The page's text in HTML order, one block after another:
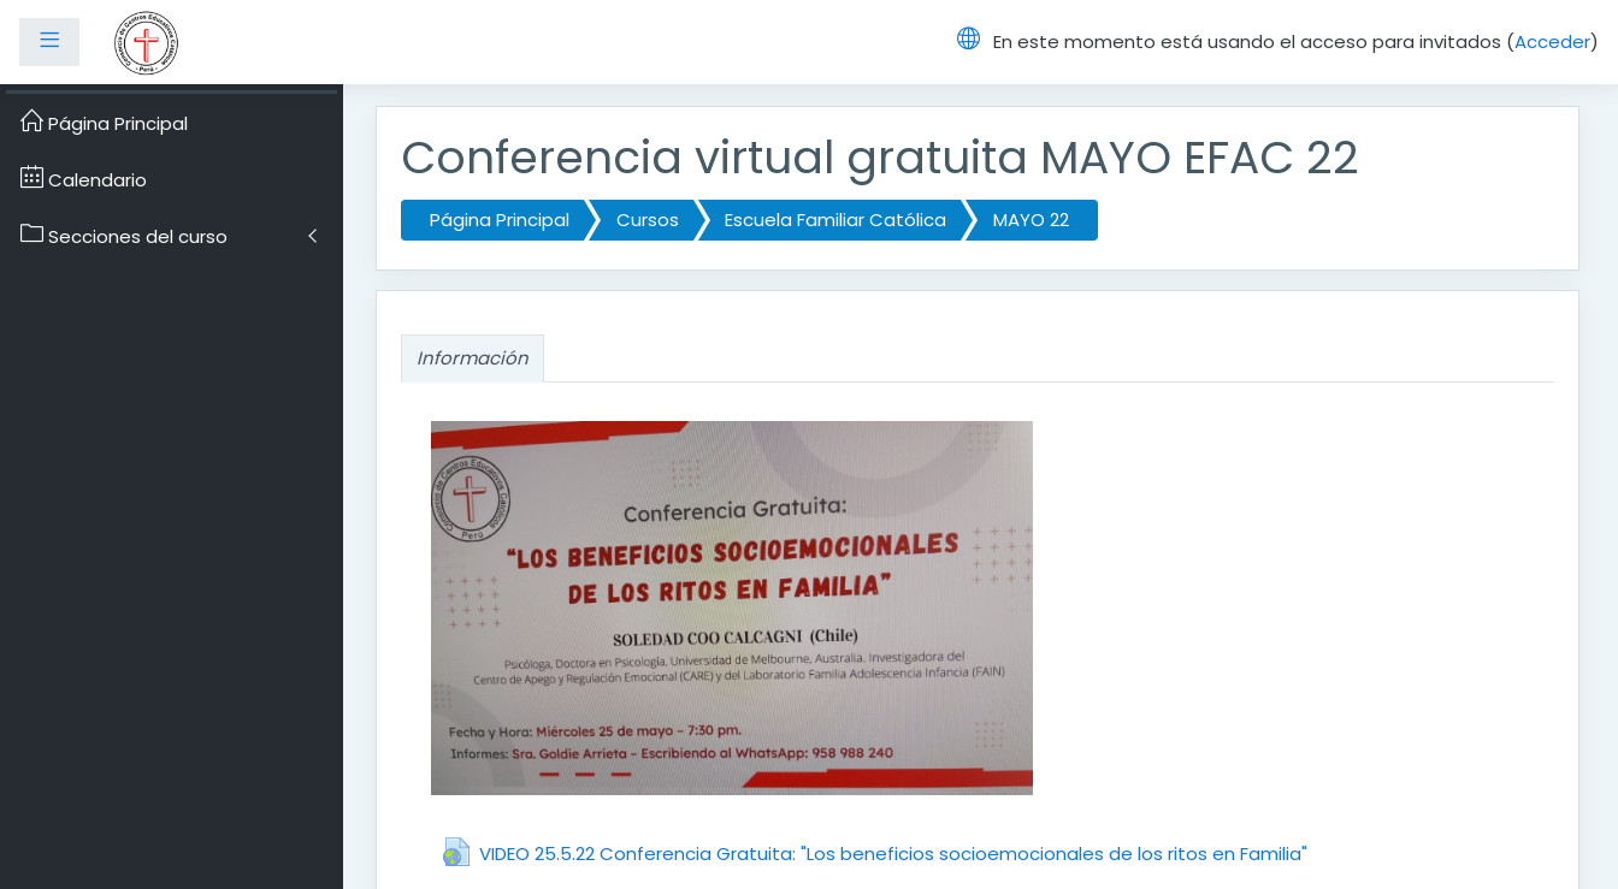
Panel lateral En este momento está usando el acceso para invitados (Acceder)
Conferencia virtual gratuita MAYO EFAC 22
Página Principal Cursos Escuela Familiar Católica MAYO 22
Información
Información
VIDEO 25.5.22 Conferencia Gratuita: "Los beneficios socioemocionales de los ritos en Familia"
URL
Página Principal
Calendario
Secciones del curso